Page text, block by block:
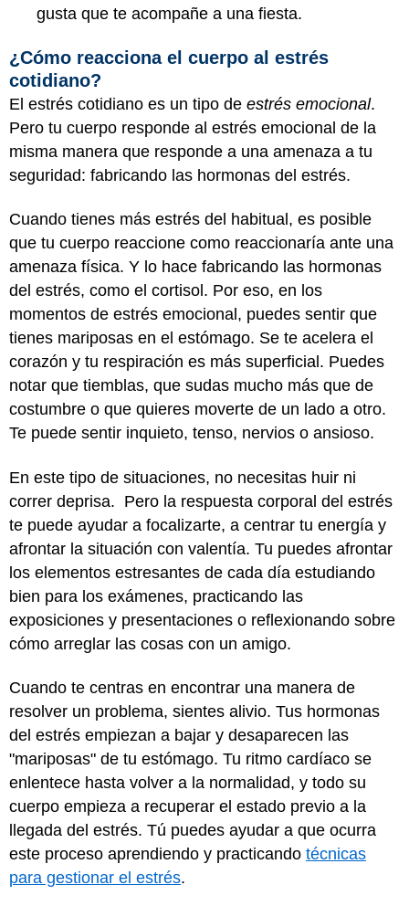
gusta que te acompañe a una fiesta.
¿Cómo reacciona el cuerpo al estrés
cotidiano?
El estrés cotidiano es un tipo de estrés emocional.
Pero tu cuerpo responde al estrés emocional de la
misma manera que responde a una amenaza a tu
seguridad: fabricando las hormonas del estrés.
Cuando tienes más estrés del habitual, es posible
que tu cuerpo reaccione como reaccionaría ante una
amenaza física. Y lo hace fabricando las hormonas
del estrés, como el cortisol. Por eso, en los
momentos de estrés emocional, puedes sentir que
tienes mariposas en el estómago. Se te acelera el
corazón y tu respiración es más superficial. Puedes
notar que tiemblas, que sudas mucho más que de
costumbre o que quieres moverte de un lado a otro.
Te puede sentir inquieto, tenso, nervios o ansioso.
En este tipo de situaciones, no necesitas huir ni
correr deprisa. Pero la respuesta corporal del estrés
te puede ayudar a focalizarte, a centrar tu energía y
afrontar la situación con valentía. Tu puedes afrontar
los elementos estresantes de cada día estudiando
bien para los exámenes, practicando las
exposiciones y presentaciones o reflexionando sobre
cómo arreglar las cosas con un amigo.
Cuando te centras en encontrar una manera de
resolver un problema, sientes alivio. Tus hormonas
del estrés empiezan a bajar y desaparecen las
"mariposas" de tu estómago. Tu ritmo cardíaco se
enlentece hasta volver a la normalidad, y todo su
cuerpo empieza a recuperar el estado previo a la
llegada del estrés. Tú puedes ayudar a que ocurra
este proceso aprendiendo y practicando técnicas
para gestionar el estrés.